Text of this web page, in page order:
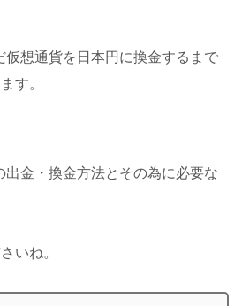
仮想通貨を日本円に換金するまで
す。
金・換金方法とその為に必要な
いね。